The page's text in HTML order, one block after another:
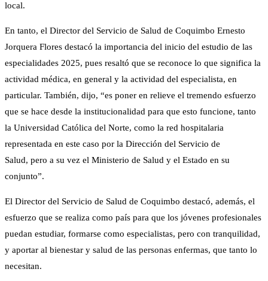
local.
En tanto, el Director del Servicio de Salud de Coquimbo Ernesto
Jorquera Flores destacó la importancia del inicio del estudio de las
especialidades 2025, pues resaltó que se reconoce lo que significa la
actividad médica, en general y la actividad del especialista, en
particular. También, dijo, “es poner en relieve el tremendo esfuerzo
que se hace desde la institucionalidad para que esto funcione, tanto
la Universidad Católica del Norte, como la red hospitalaria
representada en este caso por la Dirección del Servicio de
Salud, pero a su vez el Ministerio de Salud y el Estado en su
conjunto”.
El Director del Servicio de Salud de Coquimbo destacó, además, el
esfuerzo que se realiza como país para que los jóvenes profesionales
puedan estudiar, formarse como especialistas, pero con tranquilidad,
y aportar al bienestar y salud de las personas enfermas, que tanto lo
necesitan.